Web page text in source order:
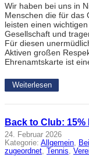
Wir haben bei uns in
Menschen die für das
leisten einen
Gesellschaft und
Für diesen
Aktiven großen
Ehrenamtskarte ist
Weiterlesen
Back to Club:
24. Februar 2026
Kategorie: Allgemein,
zugeordnet, Tennis,